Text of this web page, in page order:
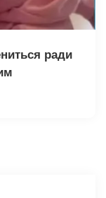
ради